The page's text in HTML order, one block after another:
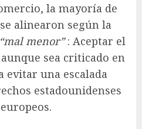
la mayoría de
alinearon según la
“mal menor”: Aceptar el
sea criticado en
evitar una escalada
estadounidenses